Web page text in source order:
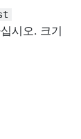
시오. 크기